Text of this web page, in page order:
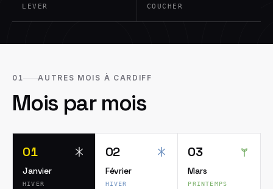
LEVER COUCHER
01 AUTRES MOIS À CARDIFF
Mois par mois
01
Janvier
HIVER
02
Février
HIVER
03
Mars
PRINTEMPS